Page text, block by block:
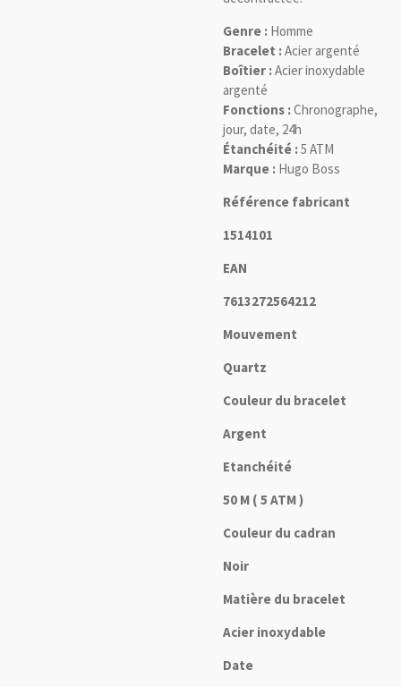
Genre : Homme
Bracelet :Acier argenté
Boîtier :Acier inoxydable
argenté
Fonctions :Chronographe,
jour, date, 24h
Étanchéité :5 ATM
Marque : Hugo Boss
Référence fabricant
1514101
EAN
7613272564212
Mouvement
Quartz
Couleur du bracelet
Argent
Etanchéité
50 M ( 5 ATM )
Couleur du cadran
Noir
Matière du bracelet
Acier inoxydable
Date